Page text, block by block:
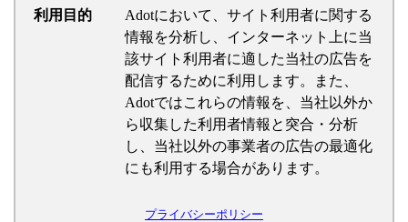
利用目的
Adotにおいて、サイト利用者に関する
情報を分析し、インターネット上に当
該サイト利用者に適した当社の広告を
配信するために利用します。また、
Adotではこれらの情報を、当社以外か
ら収集した利用者情報と突合・分析
し、当社以外の事業者の広告の最適化
にも利用する場合があります。
プライバシーポリシー